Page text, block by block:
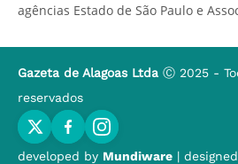
agências Estado de São Paulo e
Gazeta de Alagoas Ltda Ⓒ 2025 -
reservados
developed by Mundiware |